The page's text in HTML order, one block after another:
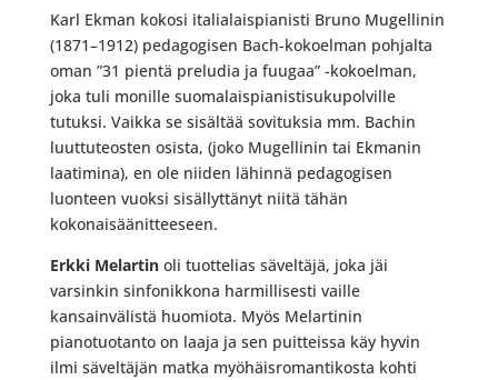
Karl Ekman kokosi italialaispianisti Bruno Mugellinin
(1871–1912) pedagogisen Bach-kokoelman pohjalta
oman ”31 pientä preludia ja fuugaa” -kokoelman,
joka tuli monille suomalaispianistisukupolville
tutuksi. Vaikka se sisältää sovituksia mm. Bachin
luuttuteosten osista, (joko Mugellinin tai Ekmanin
laatimina), en ole niiden lähinnä pedagogisen
luonteen vuoksi sisällyttänyt niitä tähän
kokonaisäänitteeseen.
Erkki Melartin oli tuottelias säveltäjä, joka jäi
varsinkin sinfonikkona harmillisesti vaille
kansainvälistä huomiota. Myös Melartinin
pianotuotanto on laaja ja sen puitteissa käy hyvin
ilmi säveltäjän matka myöhäisromantikosta kohti